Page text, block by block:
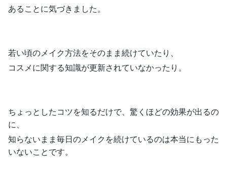
あることに気づきました。
若い頃のメイク方法をそのまま続けていたり、
コスメに関する知識が更新されていなかったり。
ちょっとしたコツを知るだけで、驚くほどの効果が出るの
に、
知らないまま毎日のメイクを続けているのは本当にもった
いないことです。